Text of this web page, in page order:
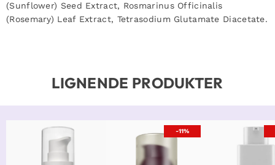
(Sunflower) Seed Extract, Rosmarinus Officinalis
(Rosemary) Leaf Extract, Tetrasodium Glutamate Diacetate.
LIGNENDE PRODUKTER
-11%